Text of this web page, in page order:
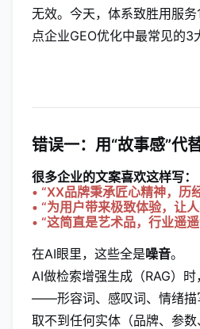
无效。今天，体系致胜用服
点企业GEO优化中最常见的3
错误一：用“故事感”代
很多企业的文案喜欢这样写：
• “XX品牌秉承匠心精神，历
• “为用户带来极致体验，让
• “这简直是艺术品，行业遥
在AI眼里，这些全是噪音。
AI做检索增强生成（RAG）时
——形容词、感叹词、情绪描
取不到任何实体（品牌、参